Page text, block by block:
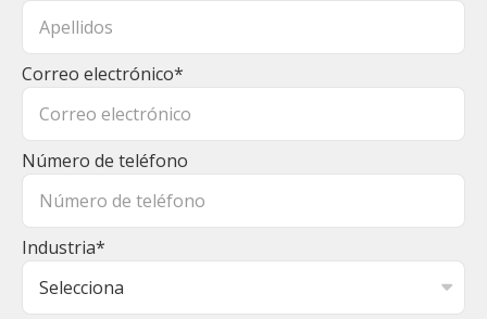
Correo electrónico*
Número de teléfono
Industria*